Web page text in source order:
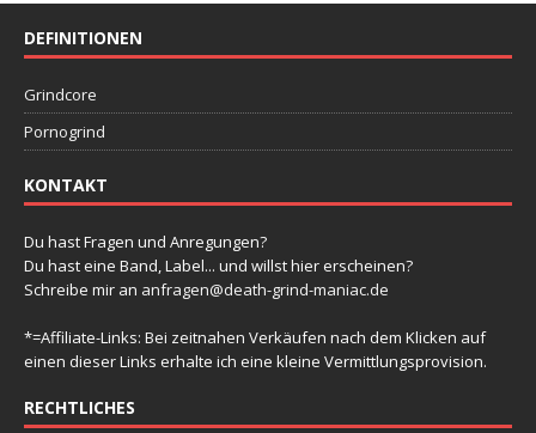
DEFINITIONEN
Grindcore
Pornogrind
KONTAKT
Du hast Fragen und Anregungen?
Du hast eine Band, Label... und willst hier erscheinen?
Schreibe mir an anfragen@death-grind-maniac.de
*=Affiliate-Links: Bei zeitnahen Verkäufen nach dem Klicken auf
einen dieser Links erhalte ich eine kleine Vermittlungsprovision.
RECHTLICHES